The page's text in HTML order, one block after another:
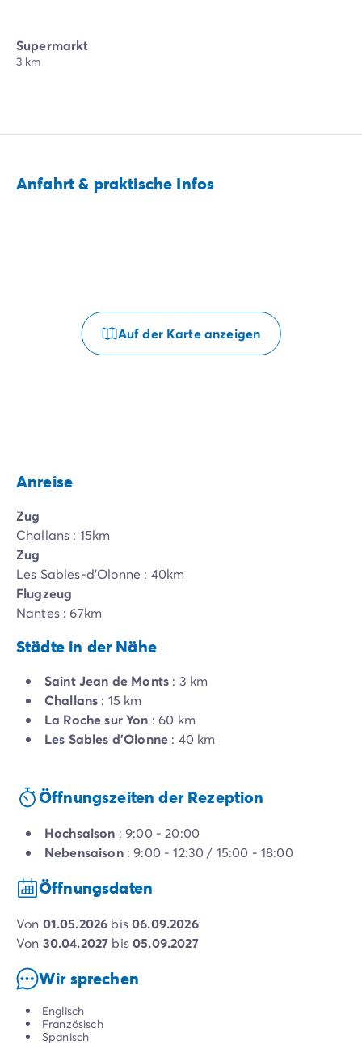
Supermarkt
3 km
Anfahrt & praktische Infos
Auf der Karte anzeigen
Anreise
Zug
Challans : 15km
Zug
Les Sables-d'Olonne : 40km
Flugzeug
Nantes : 67km
Städte in der Nähe
Saint Jean de Monts : 3 km
Challans : 15 km
La Roche sur Yon : 60 km
Les Sables d'Olonne : 40 km
Öffnungszeiten der Rezeption
Hochsaison : 9:00 - 20:00
Nebensaison: 9:00 - 12:30 / 15:00 - 18:00
Öffnungsdaten
von 01.05.2026 bis06.09.2026
von 30.04.2027 bis05.09.2027
Wir sprechen
Englisch
Französisch
Spanisch